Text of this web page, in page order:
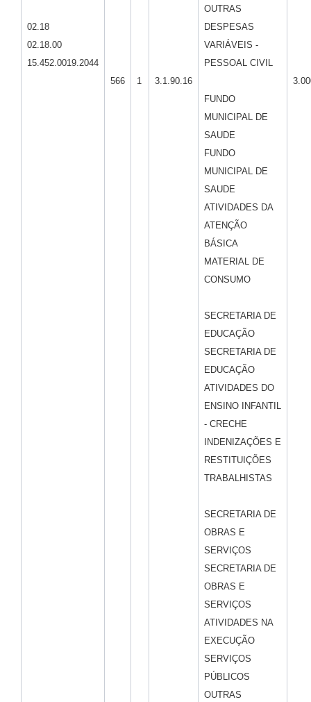
02.18
02.18.00
15.452.0019.2044
566
1 3.1.90.16
OUTRAS
DESPESAS
VARIÁVEIS -
PESSOAL CIVIL
FUNDO
MUNICIPAL DE
SAUDE
FUNDO
MUNICIPAL DE
SAUDE
ATIVIDADES DA
ATENÇÃO
BÁSICA
MATERIAL DE
CONSUMO
SECRETARIA DE
EDUCAÇÃO
SECRETARIA DE
EDUCAÇÃO
ATIVIDADES DO
ENSINO INFANTIL
- CRECHE
INDENIZAÇÕES E
RESTITUIÇÕES
TRABALHISTAS
SECRETARIA DE
OBRAS E
SERVIÇOS
SECRETARIA DE
OBRAS E
SERVIÇOS
ATIVIDADES NA
EXECUÇÃO
SERVIÇOS
PÚBLICOS
OUTRAS